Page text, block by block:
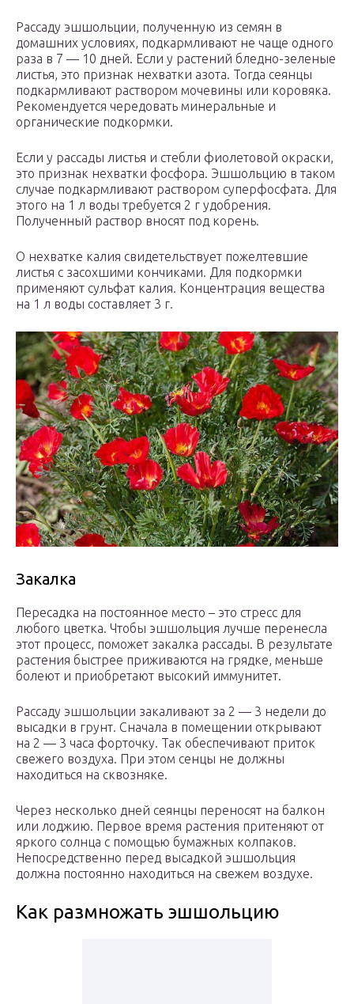
Рассаду эшшольции, полученную из семян в
домашних условиях, подкармливают не чаще одного
раза в 7 — 10 дней. Если у растений бледно-зеленые
листья, это признак нехватки азота. Тогда сеянцы
подкармливают раствором мочевины или коровяка.
Рекомендуется чередовать минеральные и
органические подкормки.
Если у рассады листья и стебли фиолетовой окраски,
это признак нехватки фосфора. Эшшольцию в таком
случае подкармливают раствором суперфосфата. Для
этого на 1 л воды требуется 2 г удобрения.
Полученный раствор вносят под корень.
О нехватке калия свидетельствует пожелтевшие
листья с засохшими кончиками. Для подкормки
применяют сульфат калия. Концентрация вещества
на 1 л воды составляет 3 г.
Закалка
Пересадка на постоянное место – это стресс для
любого цветка. Чтобы эшшольция лучше перенесла
этот процесс, поможет закалка рассады. В результате
растения быстрее приживаются на грядке, меньше
болеют и приобретают высокий иммунитет.
Рассаду эшшольции закаливают за 2 — 3 недели до
высадки в грунт. Сначала в помещении открывают
на 2 — 3 часа форточку. Так обеспечивают приток
свежего воздуха. При этом сенцы не должны
находиться на сквозняке.
Через несколько дней сеянцы переносят на балкон
или лоджию. Первое время растения притеняют от
яркого солнца с помощью бумажных колпаков.
Непосредственно перед высадкой эшшольция
должна постоянно находиться на свежем воздухе.
Как размножать эшшольцию